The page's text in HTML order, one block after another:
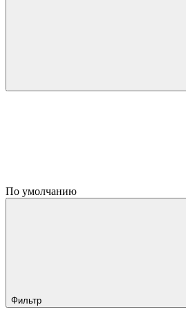
По умолчанию
Фильтр